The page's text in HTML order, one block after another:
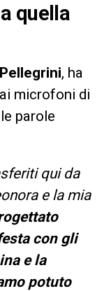
quella
Pellegrini, ha
microfoni di
parole
qui da
e la mia
con gli
e la
potuto